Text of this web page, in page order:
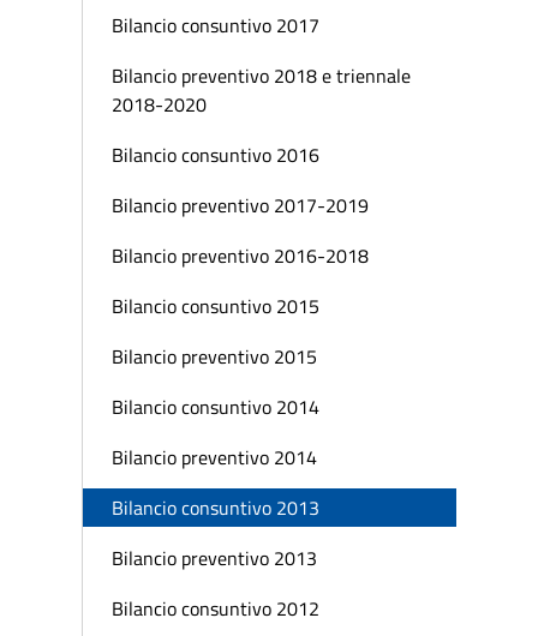
Bilancio consuntivo 2017
Bilancio preventivo 2018 e triennale
2018-2020
Bilancio consuntivo 2016
Bilancio preventivo 2017-2019
Bilancio preventivo 2016-2018
Bilancio consuntivo 2015
Bilancio preventivo 2015
Bilancio consuntivo 2014
Bilancio preventivo 2014
Bilancio consuntivo 2013
Bilancio preventivo 2013
Bilancio consuntivo 2012